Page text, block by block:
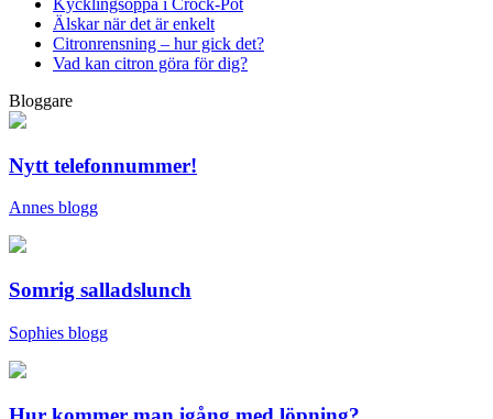
Kycklingsoppa i Crock-Pot
Älskar när det är enkelt
Citronrensning – hur gick det?
Vad kan citron göra för dig?
Bloggare
Nytt telefonnummer!
Annes blogg
Somrig salladslunch
Sophies blogg